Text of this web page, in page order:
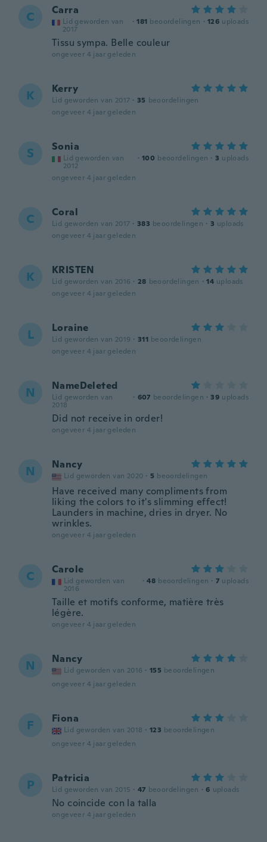
C Carra
Lid geworden van
2017
· 181 beoordelingen · 126 uploads
Tissu sympa. Belle couleur
ongeveer 4 jaar geleden
K Kerry
Lid geworden van 2017 · 35 beoordelingen
ongeveer 4 jaar geleden
S Sonia
Lid geworden van
2012
· 100 beoordelingen · 3 uploads
ongeveer 4 jaar geleden
C Coral
Lid geworden van 2017 · 383 beoordelingen · 3 uploads
ongeveer 4 jaar geleden
K KRISTEN
Lid geworden van 2016 · 28 beoordelingen · 14 uploads
ongeveer 4 jaar geleden
L Loraine
Lid geworden van 2019 · 311 beoordelingen
ongeveer 4 jaar geleden
N NameDeleted
Lid geworden van
2018
· 607 beoordelingen · 39 uploads
Did not receive in order!
ongeveer 4 jaar geleden
N Nancy
Lid geworden van 2020 · 5 beoordelingen
Have received many compliments from
liking the colors to it's slimming effect!
Launders in machine, dries in dryer. No
wrinkles.
ongeveer 4 jaar geleden
C Carole
Lid geworden van
2016
· 48 beoordelingen · 7 uploads
Taille et motifs conforme, matière très
légère.
ongeveer 4 jaar geleden
N Nancy
Lid geworden van 2016 · 155 beoordelingen
ongeveer 4 jaar geleden
F Fiona
Lid geworden van 2018 · 123 beoordelingen
ongeveer 4 jaar geleden
P Patricia
Lid geworden van 2015 · 47 beoordelingen · 6 uploads
No coincide con la talla
ongeveer 4 jaar geleden